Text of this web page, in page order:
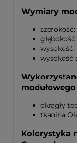
Wymiary
szerokość:
wysokość:
wysokość
okrągły
tkanina
Kolorystyka